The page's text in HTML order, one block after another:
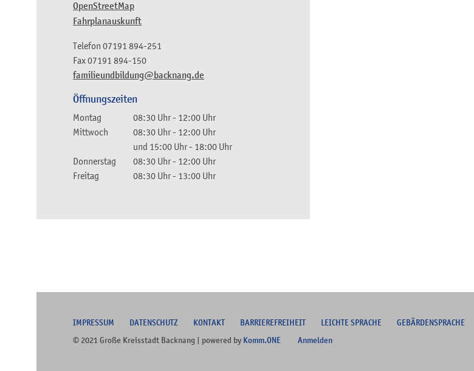
OpenStreetMap
Fahrplanauskunft
familieundbildung@backnang.de
Telefon 07191 894-251
Fax07191 894-150
Öffnungszeiten
Montag 08:30 Uhr- 12:00 Uhr
Mittwoch
08:30 Uhr- 12:00 Uhr
und 15:00 Uhr- 18:00 Uhr
Donnerstag
08:30 Uhr- 12:00 Uhr
Freitag
08:30 Uhr- 13:00 Uhr
IMPRESSUM DATENSCHUTZ KONTAKT BARRIEREFREIHEIT LEICHTE SPRACHE GEBÄRDENSPRACHE
© 2021 Große Kreisstadt Backnang | powered by Komm.ONE Anmelden